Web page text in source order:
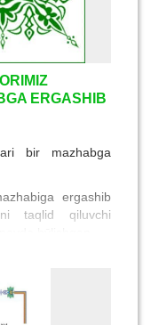
ERGASHIB
bir mazhabga
ergashib
taqlid qiluvchi